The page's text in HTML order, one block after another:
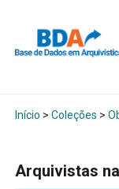
Início > Coleções >
Arquivistas